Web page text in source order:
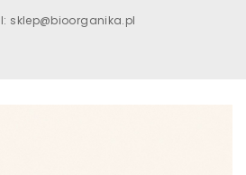
sklep@bioorganika.pl